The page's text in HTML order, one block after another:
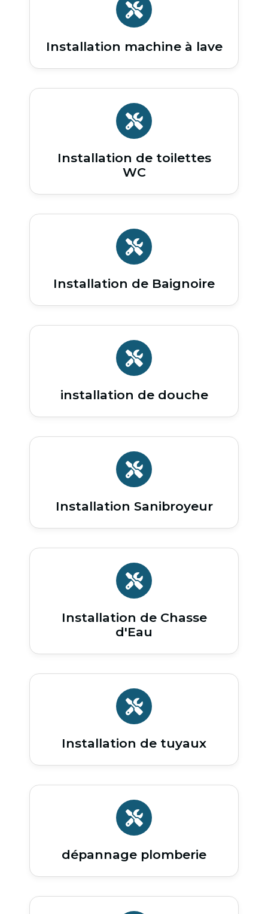
Installation machine à lave
Installation de toilettes
WC
Installation de Baignoire
installation de douche
Installation Sanibroyeur
Installation de Chasse
d'Eau
Installation de tuyaux
dépannage plomberie